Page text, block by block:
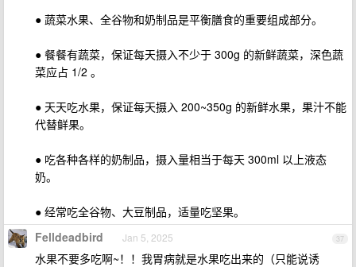
● 蔬菜水果、全谷物和奶制品是平衡膳食的重要组成部分。
● 餐餐有蔬菜，保证每天摄入不少于 300g 的新鲜蔬菜，深色蔬
菜应占 1/2 。
● 天天吃水果，保证每天摄入 200~350g 的新鲜水果，果汁不能
代替鲜果。
● 吃各种各样的奶制品，摄入量相当于每天 300ml 以上液态
奶。
● 经常吃全谷物、大豆制品，适量吃坚果。
37
Felldeadbird Jan 5, 2025
水果不要多吃啊~！！我胃病就是水果吃出来的（只能说诱